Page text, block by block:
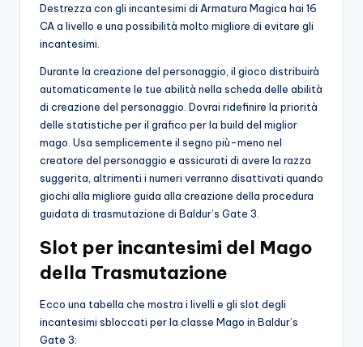
Destrezza con gli incantesimi di Armatura Magica hai 16
CA a livello e una possibilità molto migliore di evitare gli
incantesimi.
Durante la creazione del personaggio, il gioco distribuirà
automaticamente le tue abilità nella scheda delle abilità
di creazione del personaggio. Dovrai ridefinire la priorità
delle statistiche per il grafico per la build del miglior
mago. Usa semplicemente il segno più-meno nel
creatore del personaggio e assicurati di avere la razza
suggerita, altrimenti i numeri verranno disattivati ​​quando
giochi alla migliore guida alla creazione della procedura
guidata di trasmutazione di Baldur’s Gate 3.
Slot per incantesimi del Mago
della Trasmutazione
Ecco una tabella che mostra i livelli e gli slot degli
incantesimi sbloccati per la classe Mago in Baldur’s
Gate 3: